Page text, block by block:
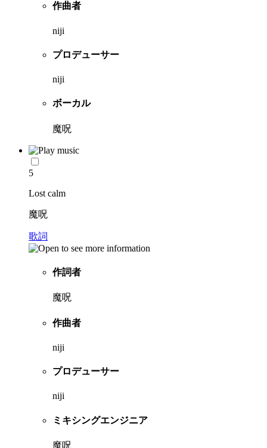
作曲者
niji
プロデューサー
niji
ボーカル
魔呪
5
Lost calm
魔呪
歌詞
作詞者
魔呪
作曲者
niji
プロデューサー
niji
ミキシングエンジニア
魔呪